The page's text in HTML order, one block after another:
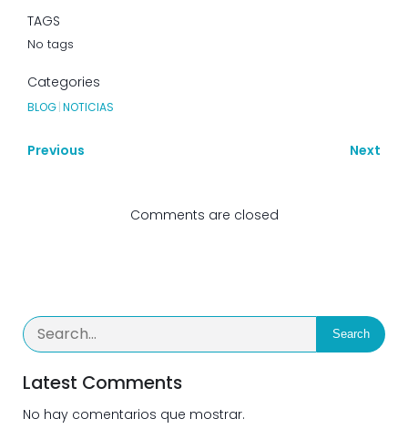
TAGS
No tags
Categories
BLOG|NOTICIAS
Previous Next
Comments are closed
Search
Latest Comments
No hay comentarios que mostrar.